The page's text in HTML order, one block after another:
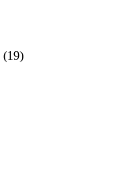
(19)